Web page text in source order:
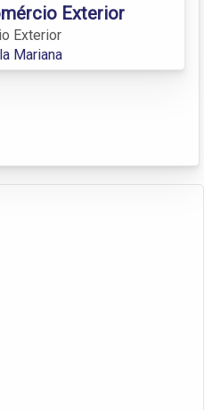
Exterior
Exterior
Mariana